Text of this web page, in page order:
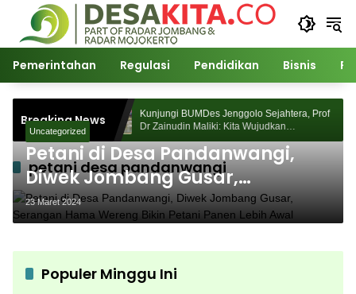
Langsung
konten
Pemerintahan Regulasi Pendidikan Bisnis
Breaking News
Akademik
Kunjungi BUMDes Jenggolo Sejahtera, Prof
Dr Zainudin Maliki: Kita Wujudkan
Kemandirian Ekonomi dengan Potensi Desa
petani desa pandanwangi
Uncategorized
Petani di Desa Pandanwangi,
Diwek Jombang Gusar,
Serangan Hama Wereng Bikin
Petani Panen Lebih Awal
23 Maret 2024
Populer Minggu Ini